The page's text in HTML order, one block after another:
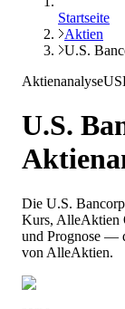
Startseite
Aktien
U.S.
Aktienanalyse
U.S.
Die U.S. Bancorp
Kurs, AlleAktien
und Prognose —
von AlleAktien.